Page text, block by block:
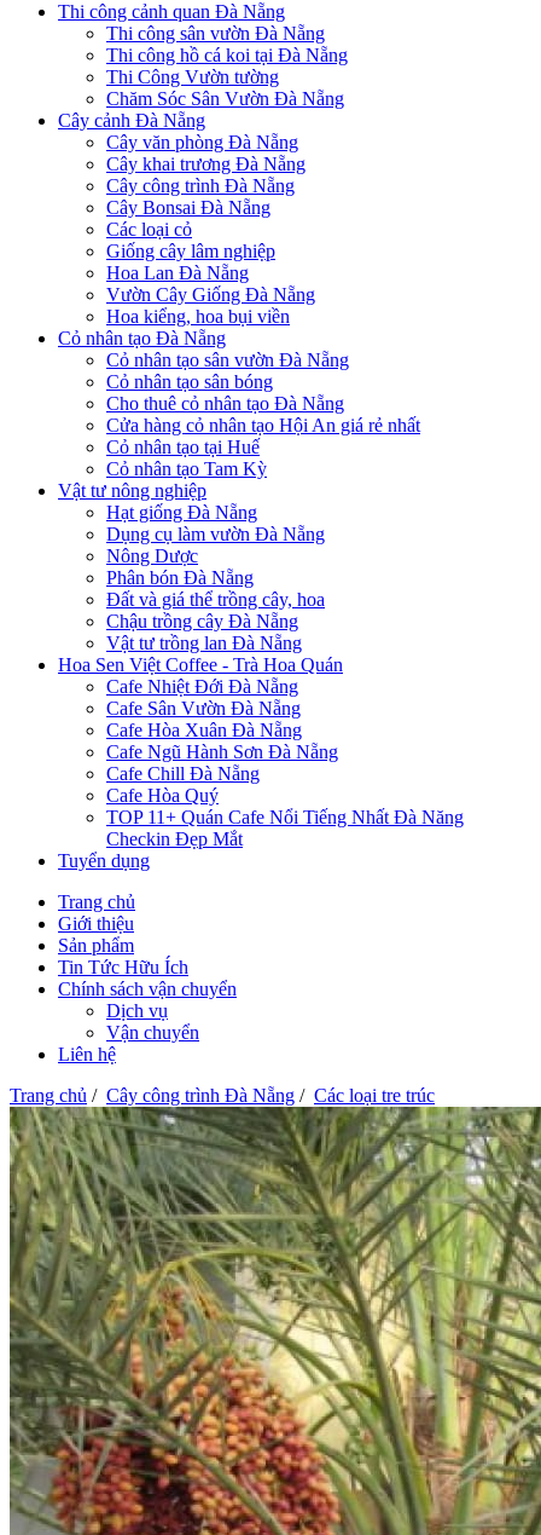
Thi công cảnh quan Đà Nẵng
Thi công sân vườn Đà Nẵng
Thi công hồ cá koi tại Đà Nẵng
Thi Công Vườn tường
Chăm Sóc Sân Vườn Đà Nẵng
Cây cảnh Đà Nẵng
Cây văn phòng Đà Nẵng
Cây khai trương Đà Nẵng
Cây công trình Đà Nẵng
Cây Bonsai Đà Nẵng
Các loại cỏ
Giống cây lâm nghiệp
Hoa Lan Đà Nẵng
Vườn Cây Giống Đà Nẵng
Hoa kiểng, hoa bụi viền
Cỏ nhân tạo Đà Nẵng
Cỏ nhân tạo sân vườn Đà Nẵng
Cỏ nhân tạo sân bóng
Cho thuê cỏ nhân tạo Đà Nẵng
Cửa hàng cỏ nhân tạo Hội An giá rẻ nhất
Cỏ nhân tạo tại Huế
Cỏ nhân tạo Tam Kỳ
Vật tư nông nghiệp
Hạt giống Đà Nẵng
Dụng cụ làm vườn Đà Nẵng
Nông Dược
Phân bón Đà Nẵng
Đất và giá thể trồng cây, hoa
Chậu trồng cây Đà Nẵng
Vật tư trồng lan Đà Nẵng
Hoa Sen Việt Coffee - Trà Hoa Quán
Cafe Nhiệt Đới Đà Nẵng
Cafe Sân Vườn Đà Nẵng
Cafe Hòa Xuân Đà Nẵng
Cafe Ngũ Hành Sơn Đà Nẵng
Cafe Chill Đà Nẵng
Cafe Hòa Quý
TOP 11+ Quán Cafe Nổi Tiếng Nhất Đà Năng
Checkin Đẹp Mắt
Tuyển dụng
Trang chủ
Giới thiệu
Sản phẩm
Tin Tức Hữu Ích
Chính sách vận chuyển
Dịch vụ
Vận chuyển
Liên hệ
Trang chủ / Cây công trình Đà Nẵng / Các loại tre trúc